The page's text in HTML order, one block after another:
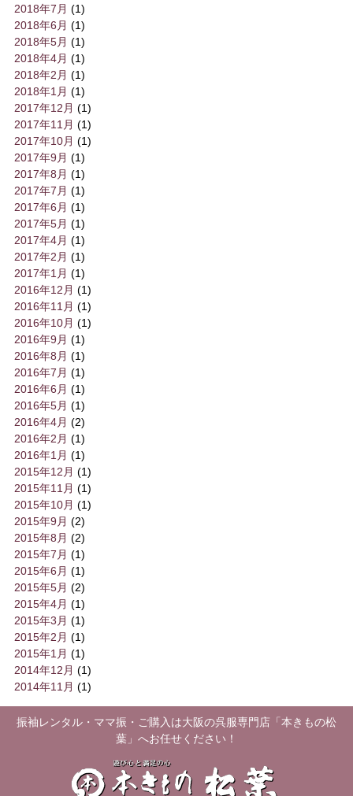
2018年7月 (1)
2018年6月 (1)
2018年5月 (1)
2018年4月 (1)
2018年2月 (1)
2018年1月 (1)
2017年12月 (1)
2017年11月 (1)
2017年10月 (1)
2017年9月 (1)
2017年8月 (1)
2017年7月 (1)
2017年6月 (1)
2017年5月 (1)
2017年4月 (1)
2017年2月 (1)
2017年1月 (1)
2016年12月 (1)
2016年11月 (1)
2016年10月 (1)
2016年9月 (1)
2016年8月 (1)
2016年7月 (1)
2016年6月 (1)
2016年5月 (1)
2016年4月 (2)
2016年2月 (1)
2016年1月 (1)
2015年12月 (1)
2015年11月 (1)
2015年10月 (1)
2015年9月 (2)
2015年8月 (2)
2015年7月 (1)
2015年6月 (1)
2015年5月 (2)
2015年4月 (1)
2015年3月 (1)
2015年2月 (1)
2015年1月 (1)
2014年12月 (1)
2014年11月 (1)
振袖レンタル・ママ振・ご購入は大阪の呉服専門店「本きもの松
葉」へお任せください！